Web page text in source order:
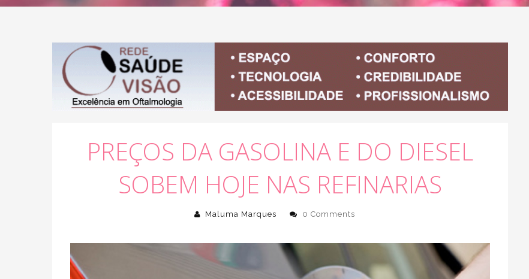
PREÇOS DA GASOLINA E DO DIESEL
SOBEM HOJE NAS REFINARIAS
Maluma Marques 0 Comments